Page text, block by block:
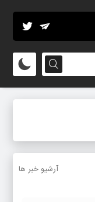
آرشیو خبر ها